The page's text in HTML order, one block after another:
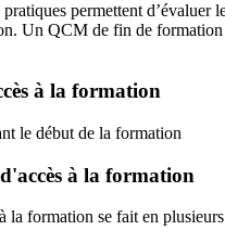
permettent d’évaluer
Un QCM de fin de
à la formation
le début de la formation
à la formation
la formation se fait en plusieurs